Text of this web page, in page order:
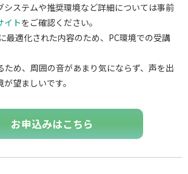
ステムや推奨環境など詳細については事前
イトをご確認ください。
最適化された内容のため、PC環境での受講
め、周囲の音があまり気にならず、声を出
望ましいです。
お申込みはこちら